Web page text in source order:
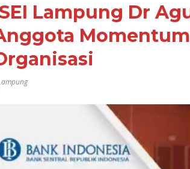
Lampung Dr
OJK Bersama
Pemkab Pesisir
Barat Wujudkan
Inklusi Keuangan
Nyata: 15 Guru dan